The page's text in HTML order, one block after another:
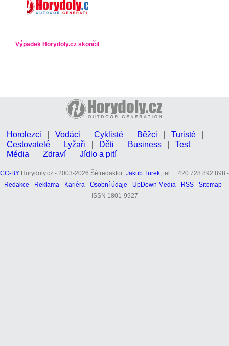
Výpadek Horydoly.cz skončil
Horolezci Vodáci Cyklisté Běžci
Turisté
Cestovatelé
Lyžaři Děti Business
Test
Média
Zdraví Jídlo a pití
CC-BY Horydoly.cz - 2003-2026 Šéfredaktor: Jakub Turek, tel.: +420 728 892 898 -
Redakce - Reklama- Kariéra- Osobní údaje - UpDown Media- RSS- Sitemap-
ISSN 1801-9927